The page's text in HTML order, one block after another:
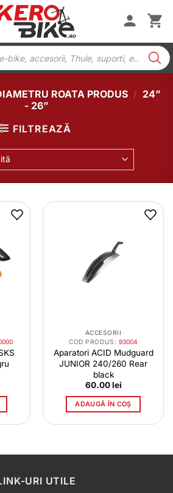
ROATA PRODUS / 24”
- 26”
FILTREAZĂ
ACCESORII
COD PRODUS: 93004
Aparatori ACID Mudguard
JUNIOR 240/260 Rear
black
60.00lei
ADAUGĂ ÎN COȘ
URI UTILE